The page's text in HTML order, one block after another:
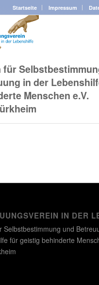
Startseite Impressum
für
in der
Menschen e.V.
IN DER
Selbstbestimmung und
für geistig behinderte